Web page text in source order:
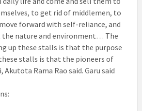
to get rid of middlemen, to
forward with self-reliance, and
nature and environment… The
up these stalls is that the purpose
stalls is that the pioneers of
Akutota Rama Rao said. Garu said